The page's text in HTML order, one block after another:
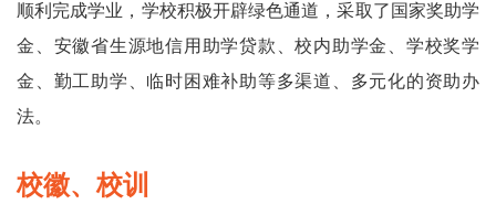
顺利完成学业，学校积极开辟绿色通道，采取了国家奖助学
金、安徽省生源地信用助学贷款、校内助学金、学校奖学
金、勤工助学、临时困难补助等多渠道、多元化的资助办
法。
校徽、校训